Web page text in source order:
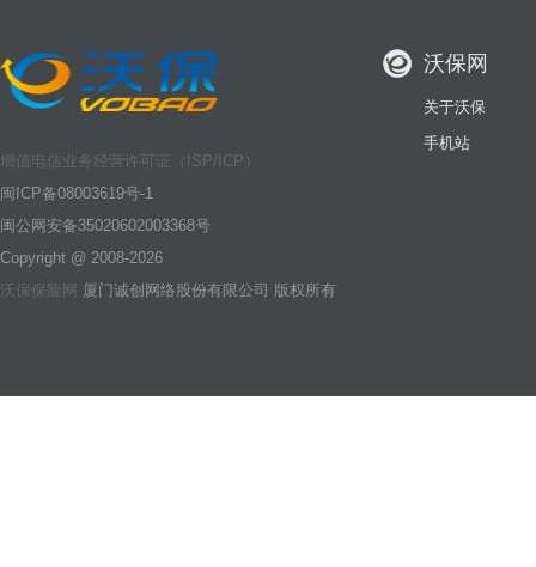
增值电信业务经营许可证（ISP/ICP）
闽ICP备08003619号-1
闽公网安备35020602003368号
Copyright @ 2008-2026
沃保保险网 厦门诚创网络股份有限公司 版权所有
沃保网
关于沃保
手机站